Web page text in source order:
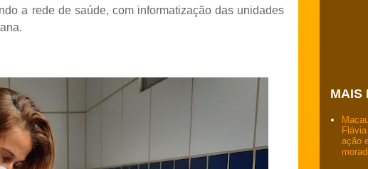
a rede de saúde, com informatização das unidades
MAIS
ação